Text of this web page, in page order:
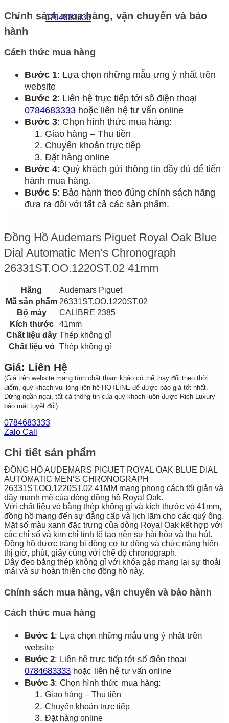
0784683333
Chính sách mua hàng, vận chuyển và bảo
hành
Cách thức mua hàng
Bước 1: Lựa chọn những mẫu ưng ý nhất trên
website
Bước 2: Liên hệ trực tiếp tới số điện thoại
0784683333 hoặc liên hệ tư vấn online
Bước 3: Chọn hình thức mua hàng:
Giao hàng – Thu tiền
Chuyển khoản trực tiếp
Đặt hàng online
Bước 4: Quý khách gửi thông tin đầy đủ để tiến
hành mua hàng.
Bước 5: Bảo hành theo đúng chính sách hãng
đưa ra đối với tất cả các sản phẩm.
Đồng Hồ Audemars Piguet Royal Oak Blue
Dial Automatic Men’s Chronograph
26331ST.OO.1220ST.02 41mm
Hãng
Audemars Piguet
Mã sản phẩm 26331ST.OO.1220ST.02
Bộ máy
CALIBRE 2385
Kích thước
41mm
Chất liệu dây Thép không gỉ
Chất liệu vỏ Thép không gỉ
Giá: Liên Hệ
(Giá trên website mang tính chất tham khảo có thể thay đổi theo thời
điểm, quý khách vui lòng liên hệ HOTLINE để được báo giá tốt nhất.
Đừng ngần ngại, tất cả thông tin của quý khách luôn được Rich Luxury
bảo mật tuyệt đối)
0784683333
Zalo Call
Chi tiết sản phẩm
ĐỒNG HỒ AUDEMARS PIGUET ROYAL OAK BLUE DIAL
AUTOMATIC MEN’S CHRONOGRAPH
26331ST.OO.1220ST.02 41MM mang phong cách tối giản và
đầy mạnh mẽ của dòng đồng hồ Royal Oak.
Với chất liệu vỏ bằng thép không gỉ và kích thước vỏ 41mm,
đồng hồ mang đến sự đẳng cấp và lịch lãm cho các quý ông.
Mặt số màu xanh đặc trưng của dòng Royal Oak kết hợp với
các chỉ số và kim chỉ tinh tế tạo nên sự hài hòa và thu hút.
Đồng hồ được trang bị động cơ tự động và chức năng hiển
thị giờ, phút, giây cùng với chế độ chronograph.
Dây đeo bằng thép không gỉ với khóa gập mang lại sự thoải
mái và sự hoàn thiện cho đồng hồ này.
Chính sách mua hàng, vận chuyển và bảo hành
Cách thức mua hàng
Bước 1: Lựa chọn những mẫu ưng ý nhất trên
website
Bước 2: Liên hệ trực tiếp tới số điện thoại
0784683333 hoặc liên hệ tư vấn online
Bước 3: Chọn hình thức mua hàng:
Giao hàng – Thu tiền
Chuyển khoản trực tiếp
Đặt hàng online